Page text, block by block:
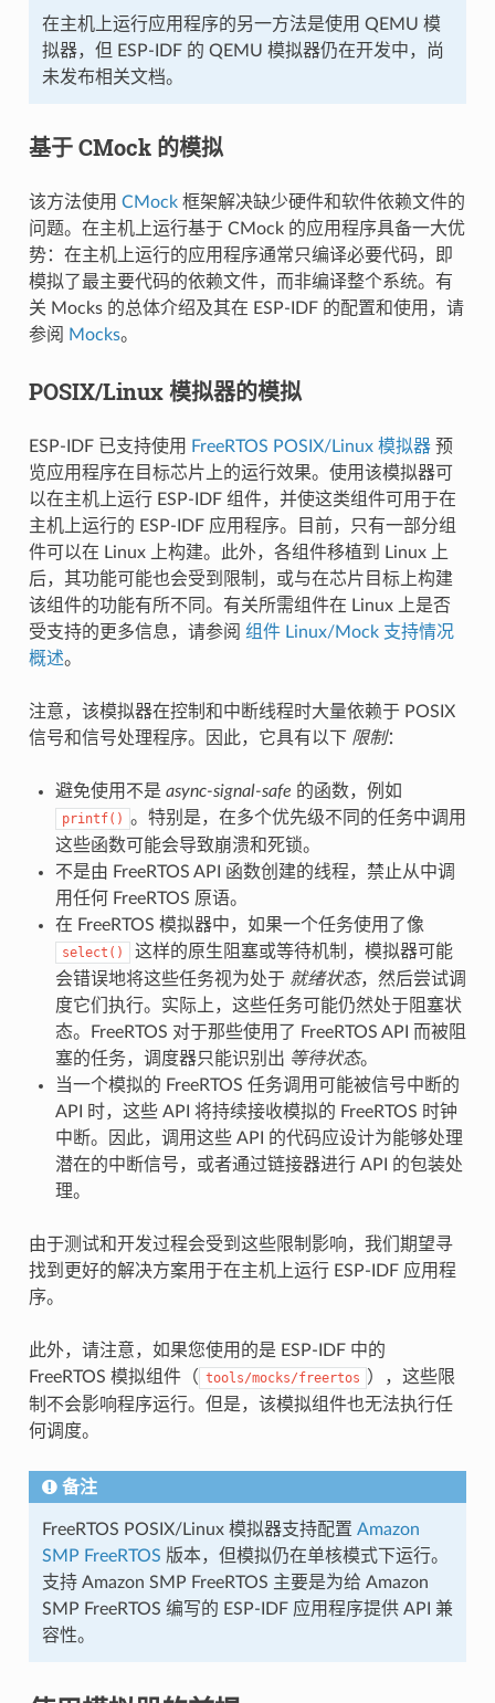
在主机上运行应用程序的另一方法是使用 QEMU 模
拟器，但 ESP-IDF 的 QEMU 模拟器仍在开发中，尚
未发布相关文档。
基于 CMock 的模拟
该方法使用 CMock框架解决缺少硬件和软件依赖文件的
问题。在主机上运行基于 CMock 的应用程序具备一大优
势：在主机上运行的应用程序通常只编译必要代码，即
模拟了最主要代码的依赖文件，而非编译整个系统。有
关 Mocks 的总体介绍及其在 ESP-IDF 的配置和使用，请
参阅 Mocks。
POSIX/Linux 模拟器的模拟
ESP-IDF 已支持使用 FreeRTOS POSIX/Linux 模拟器预
览应用程序在目标芯片上的运行效果。使用该模拟器可
以在主机上运行 ESP-IDF 组件，并使这类组件可用于在
主机上运行的 ESP-IDF 应用程序。目前，只有一部分组
件可以在 Linux 上构建。此外，各组件移植到 Linux 上
后，其功能可能也会受到限制，或与在芯片目标上构建
该组件的功能有所不同。有关所需组件在 Linux 上是否
受支持的更多信息，请参阅 组件 Linux/Mock 支持情况
概述。
注意，该模拟器在控制和中断线程时大量依赖于 POSIX
信号和信号处理程序。因此，它具有以下 限制：
避免使用不是 async-signal-safe 的函数，例如
printf() 。特别是，在多个优先级不同的任务中调用
这些函数可能会导致崩溃和死锁。
不是由 FreeRTOS API 函数创建的线程，禁止从中调
用任何 FreeRTOS 原语。
在 FreeRTOS 模拟器中，如果一个任务使用了像
select()
这样的原生阻塞或等待机制，模拟器可能
会错误地将这些任务视为处于 就绪状态，然后尝试调
度它们执行。实际上，这些任务可能仍然处于阻塞状
态。FreeRTOS 对于那些使用了 FreeRTOS API 而被阻
塞的任务，调度器只能识别出 等待状态。
当一个模拟的 FreeRTOS 任务调用可能被信号中断的
API 时，这些 API 将持续接收模拟的 FreeRTOS 时钟
中断。因此，调用这些 API 的代码应设计为能够处理
潜在的中断信号，或者通过链接器进行 API 的包装处
理。
由于测试和开发过程会受到这些限制影响，我们期望寻
找到更好的解决方案用于在主机上运行 ESP-IDF 应用程
序。
此外，请注意，如果您使用的是 ESP-IDF 中的
FreeRTOS 模拟组件（ tools/mocks/freertos
），这些限
制不会影响程序运行。但是，该模拟组件也无法执行任
何调度。
备注
FreeRTOS POSIX/Linux 模拟器支持配置 Amazon
SMP FreeRTOS 版本，但模拟仍在单核模式下运行。
支持 Amazon SMP FreeRTOS 主要是为给 Amazon
SMP FreeRTOS 编写的 ESP-IDF 应用程序提供 API 兼
容性。